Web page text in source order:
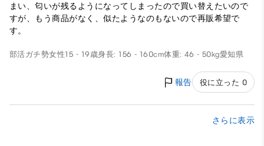
まい、匂いが残るようになってしまったので買い替えたいので
すが、もう商品がなく、似たようなのもないので再販希望で
す。
部活ガチ勢女性15 - 19歳身長: 156 - 160cm体重: 46 - 50kg愛知県
報告 役に立った 0
さらに表示